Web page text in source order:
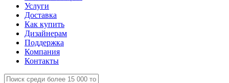
Услуги
Доставка
Как купить
Дизайнерам
Поддержка
Компания
Контакты